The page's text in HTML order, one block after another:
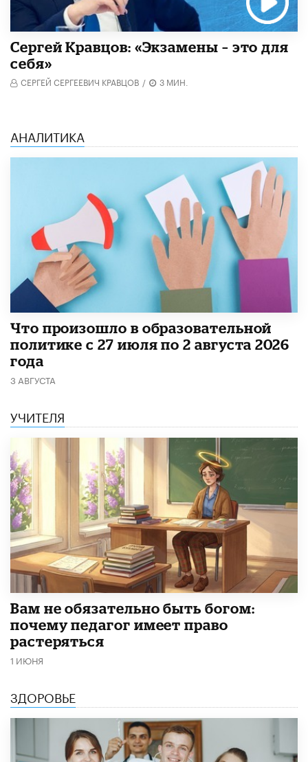
Сергей Кравцов: «Экзамены – это для
себя»
СЕРГЕЙ СЕРГЕЕВИЧ КРАВЦОВ / 3 МИН.
АНАЛИТИКА
​Что произошло в образовательной
политике с 27 июля по 2 августа 2026
года
3 АВГУСТА
УЧИТЕЛЯ
​Вам не обязательно быть богом:
почему педагог имеет право
растеряться
1 ИЮНЯ
ЗДОРОВЬЕ